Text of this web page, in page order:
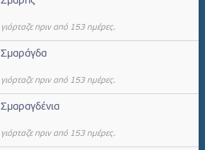
γιόρταζε πριν από 153 ημέρες.
Σμαράγδα
γιόρταζε πριν από 153 ημέρες.
Σμαραγδένια
γιόρταζε πριν από 153 ημέρες.